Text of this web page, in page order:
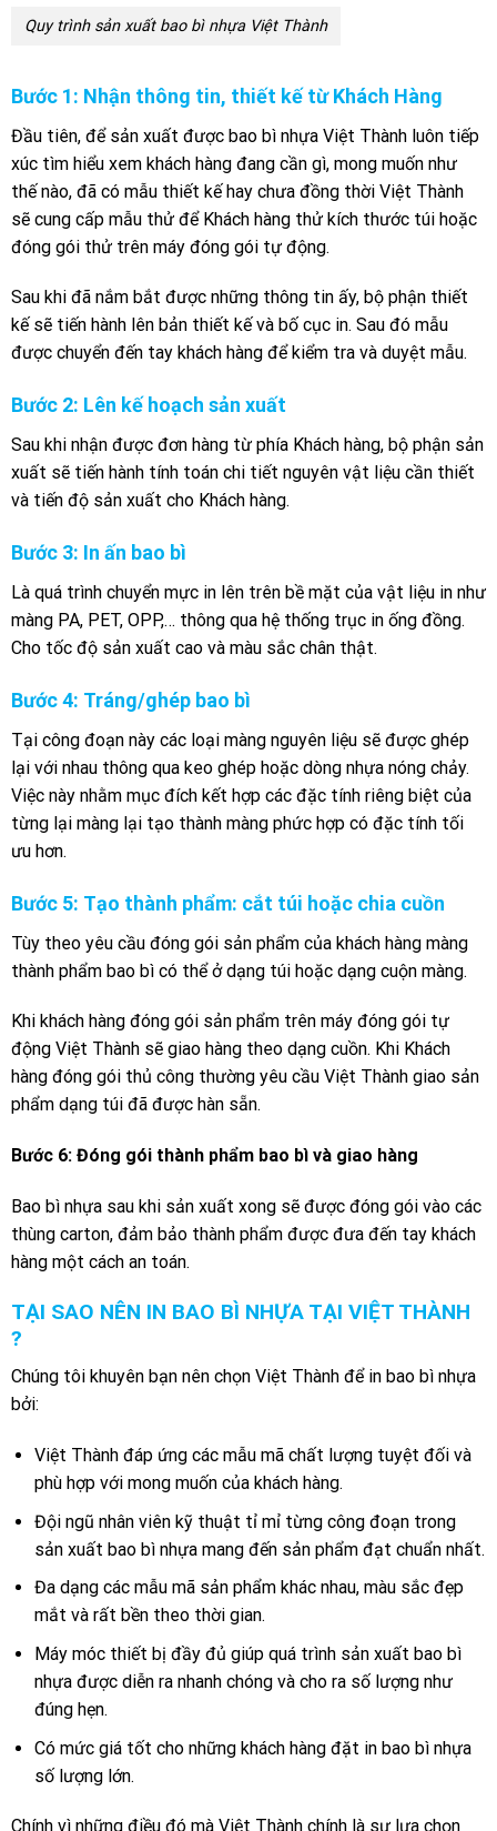
Quy trình sản xuất bao bì nhựa Việt Thành
Bước 1: Nhận thông tin, thiết kế từ Khách Hàng
Đầu tiên, để sản xuất được bao bì nhựa Việt Thành luôn tiếp
xúc tìm hiểu xem khách hàng đang cần gì, mong muốn như
thế nào, đã có mẫu thiết kế hay chưa đồng thời Việt Thành
sẽ cung cấp mẫu thử để Khách hàng thử kích thước túi hoặc
đóng gói thử trên máy đóng gói tự động.
Sau khi đã nắm bắt được những thông tin ấy, bộ phận thiết
kế sẽ tiến hành lên bản thiết kế và bố cục in. Sau đó mẫu
được chuyển đến tay khách hàng để kiểm tra và duyệt mẫu.
Bước 2: Lên kế hoạch sản xuất
Sau khi nhận được đơn hàng từ phía Khách hàng, bộ phận sản
xuất sẽ tiến hành tính toán chi tiết nguyên vật liệu cần thiết
và tiến độ sản xuất cho Khách hàng.
Bước 3: In ấn bao bì
Là quá trình chuyển mực in lên trên bề mặt của vật liệu in như
màng PA, PET, OPP,… thông qua hệ thống trục in ống đồng.
Cho tốc độ sản xuất cao và màu sắc chân thật.
Bước 4: Tráng/ghép bao bì
Tại công đoạn này các loại màng nguyên liệu sẽ được ghép
lại với nhau thông qua keo ghép hoặc dòng nhựa nóng chảy.
Việc này nhằm mục đích kết hợp các đặc tính riêng biệt của
từng lại màng lại tạo thành màng phức hợp có đặc tính tối
ưu hơn.
Bước 5: Tạo thành phẩm: cắt túi hoặc chia cuồn
Tùy theo yêu cầu đóng gói sản phẩm của khách hàng màng
thành phẩm bao bì có thể ở dạng túi hoặc dạng cuộn màng.
Khi khách hàng đóng gói sản phẩm trên máy đóng gói tự
động Việt Thành sẽ giao hàng theo dạng cuồn. Khi Khách
hàng đóng gói thủ công thường yêu cầu Việt Thành giao sản
phẩm dạng túi đã được hàn sẵn.
Bước 6: Đóng gói thành phẩm bao bì và giao hàng
Bao bì nhựa sau khi sản xuất xong sẽ được đóng gói vào các
thùng carton, đảm bảo thành phẩm được đưa đến tay khách
hàng một cách an toán.
TẠI SAO NÊN IN BAO BÌ NHỰA TẠI VIỆT THÀNH
?
Chúng tôi khuyên bạn nên chọn Việt Thành để in bao bì nhựa
bởi:
Việt Thành đáp ứng các mẫu mã chất lượng tuyệt đối và
phù hợp với mong muốn của khách hàng.
Đội ngũ nhân viên kỹ thuật tỉ mỉ từng công đoạn trong
sản xuất bao bì nhựa mang đến sản phẩm đạt chuẩn nhất.
Đa dạng các mẫu mã sản phẩm khác nhau, màu sắc đẹp
mắt và rất bền theo thời gian.
Máy móc thiết bị đầy đủ giúp quá trình sản xuất bao bì
nhựa được diễn ra nhanh chóng và cho ra số lượng như
đúng hẹn.
Có mức giá tốt cho những khách hàng đặt in bao bì nhựa
số lượng lớn.
Chính vì những điều đó mà Việt Thành chính là sự lựa chọn